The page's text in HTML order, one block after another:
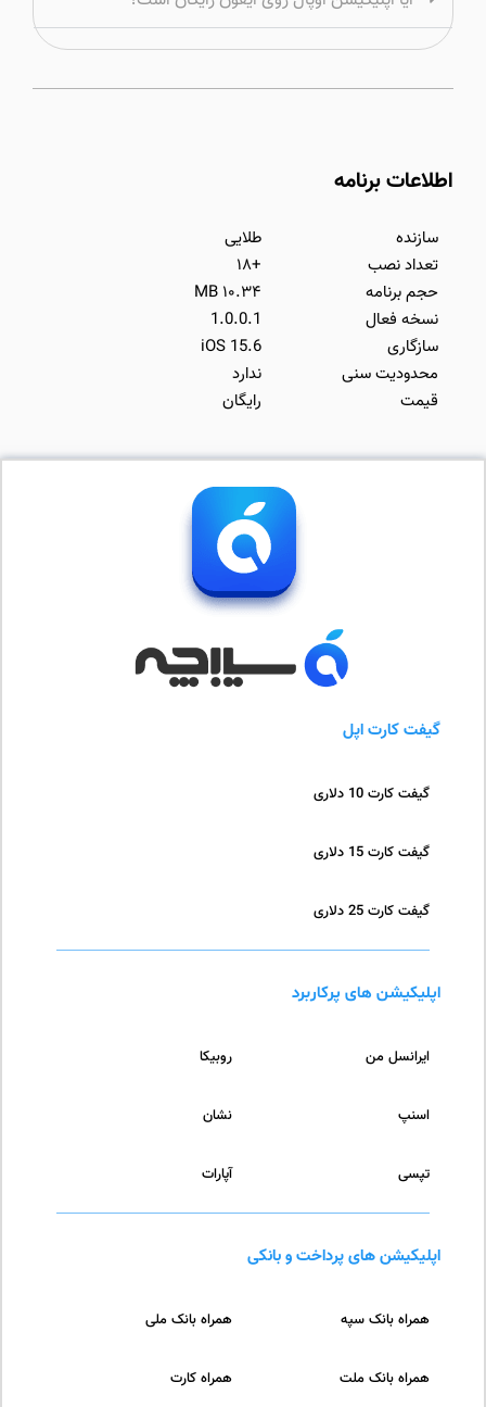
اطلاعات برنامه
طلایی
+۱۸
۱۰.۳۴ MB
1.0.0.1
iOS 15.6
ندارد
رایگان
سازنده
تعداد نصب
حجم برنامه
نسخه فعال
سازگاری
محدودیت سنی
قیمت
گیفت کارت اپل
گیفت کارت 10 دلاری
گیفت کارت 15 دلاری
گیفت کارت 25 دلاری
اپلیکیشن های پرکاربرد
روبیکا ایرانسل من
نشان اسنپ
آپارات تپسی
اپلیکیشن های پرداخت و بانکی
همراه بانک ملی همراه بانک سپه
همراه کارت همراه بانک ملت